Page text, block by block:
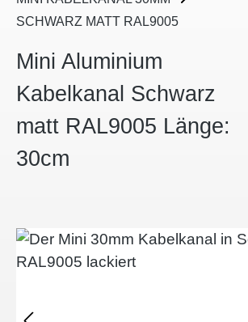
SCHWARZ MATT RAL9005
Mini Aluminium
Kabelkanal Schwarz
matt RAL9005 Länge:
30cm
Bildergalerie überspringen